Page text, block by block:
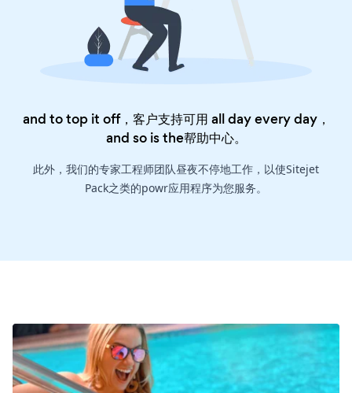
and to top it off，客户支持可用 all day every day，
and so is the帮助中心。
此外，我们的专家工程师团队昼夜不停地工作，以使Sitejet
Pack之类的powr应用程序为您服务。